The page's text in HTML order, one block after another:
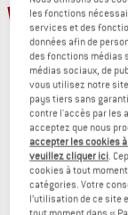
-60 %
CMP
Kid's
89,95 €
les fonctions
services et des
données afin de
des fonctions médias
médias sociaux, de
vous utilisez notre
pays tiers sans
contre l'accès par les
acceptez que nous
accepter les cookies
veuillez cliquer ici.
cookies à tout
catégories. Votre
l’utilisation de ce site